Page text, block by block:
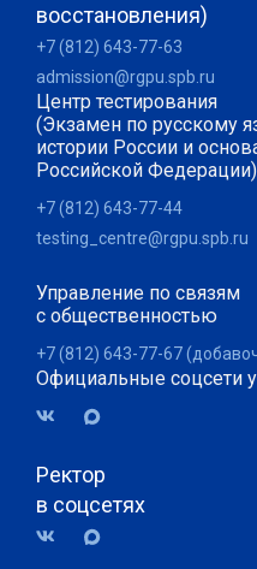
восстановления)
+7 (812) 643-77-63
admission@rgpu.spb.ru
Центр тестирования
(Экзамен по русскому
истории России и
Российской Федерации)
+7 (812) 643-77-44
testing_centre@rgpu.spb.ru
Управление по связям
с общественностью
+7 (812) 643-77-67
Официальные соцсети
Ректор
в соцсетях